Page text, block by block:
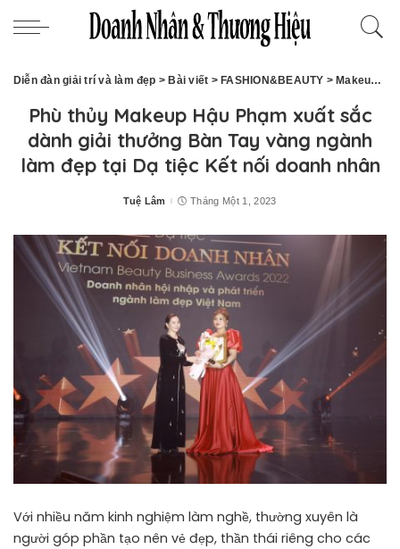
Diễn đàn giải trí và làm đẹp > Bài viết > FASHION&BEAUTY > Makeup - phun xăm
Phù thủy Makeup Hậu Phạm xuất sắc
dành giải thưởng Bàn Tay vàng ngành
làm đẹp tại Dạ tiệc Kết nối doanh nhân
Posted
Tuệ Lâm Tháng Một 1, 2023
Với nhiều năm kinh nghiệm làm nghề, thường xuyên là
người góp phần tạo nên vẻ đẹp, thần thái riêng cho các